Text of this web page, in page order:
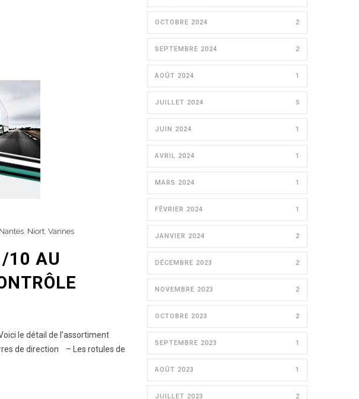
Nantes, Niort, Vannes
10 AU
le détail de l’assortiment
de direction – Les rotules de
OCTOBRE 2024 2
SEPTEMBRE 2024 2
AOÛT 2024 1
JUILLET 2024 5
JUIN 2024 1
AVRIL 2024 1
MARS 2024 1
FÉVRIER 2024 1
JANVIER 2024 2
DÉCEMBRE 2023 2
NOVEMBRE 2023 2
OCTOBRE 2023 2
SEPTEMBRE 2023 1
AOÛT 2023 1
JUILLET 2023 2